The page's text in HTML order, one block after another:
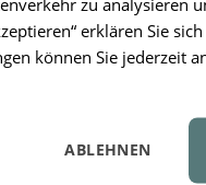
und Sie eine
Die niedliche
derpraktische
und unterwegs.
bereitliegen kann,
aus weichem
kann
erklären Sie
können Sie jederzeit
ABLEHNEN